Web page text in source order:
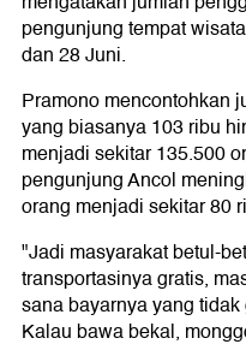
pengunjung tempat
dan 28 Juni.
Pramono mencontohkan
yang biasanya 103 ribu
menjadi sekitar 135.500
pengunjung Ancol
orang menjadi sekitar 80
"Jadi masyarakat betul-
transportasinya gratis,
sana bayarnya yang
Kalau bawa bekal,